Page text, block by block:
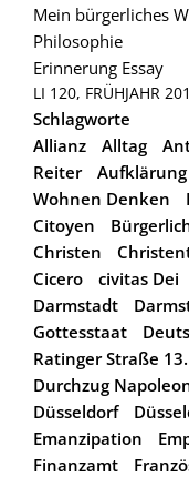
Mein bürgerliches
Philosophie
Erinnerung Essay
LI 120, FRÜHJAHR
Schlagworte
Allianz
Alltag
Reiter
Aufklärung
Wohnen Denken
Citoyen
Christen
Cicero
civitas Dei
Darmstadt
Gottesstaat
Ratinger Straße
Durchzug
Düsseldorf
Emanzipation
Finanzamt